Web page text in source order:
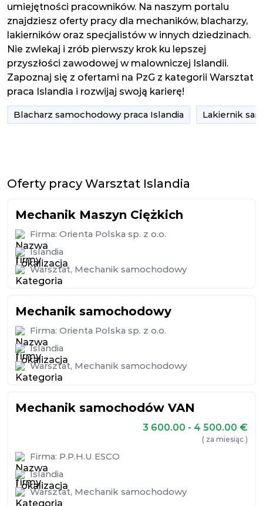
umiejętności pracowników. Na naszym portalu
znajdziesz oferty pracy dla mechaników, blacharzy,
lakierników oraz specjalistów w innych dziedzinach.
Nie zwlekaj i zrób pierwszy krok ku lepszej
przyszłości zawodowej w malowniczej Islandii.
Zapoznaj się z ofertami na PzG z kategorii Warsztat
praca Islandia i rozwijaj swoją karierę!
Blacharz samochodowy praca Islandia Lakiernik
Oferty pracy Warsztat Islandia
Mechanik Maszyn Ciężkich
Firma: Orienta Polska sp. z o.o.
Islandia
Warsztat, Mechanik samochodowy
Mechanik samochodowy
Firma: Orienta Polska sp. z o.o.
Islandia
Warsztat, Mechanik samochodowy
Mechanik samochodów VAN
3 600.00 - 4 500.00 €
( za miesiąc )
Firma: P.P.H.U ESCO
Islandia
Warsztat, Mechanik samochodowy